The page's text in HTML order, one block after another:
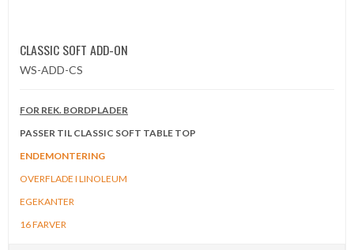
CLASSIC SOFT ADD-ON
WS-ADD-CS
FOR REK. BORDPLADER
PASSER TIL CLASSIC SOFT TABLE TOP
ENDEMONTERING
OVERFLADE I LINOLEUM
EGEKANTER
16 FARVER